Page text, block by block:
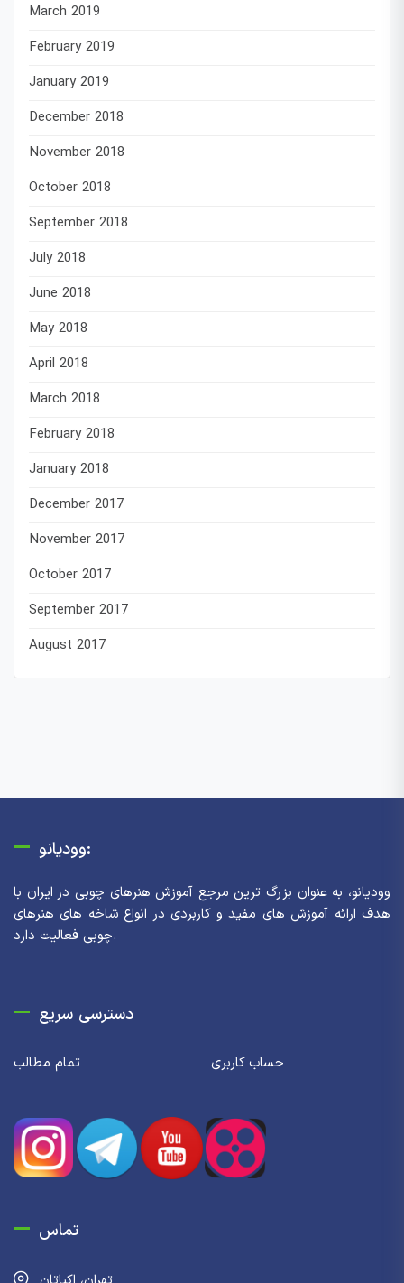
March 2019
February 2019
January 2019
December 2018
November 2018
October 2018
September 2018
July 2018
June 2018
May 2018
April 2018
March 2018
February 2018
January 2018
December 2017
November 2017
October 2017
September 2017
August 2017
وودیانو:
وودیانو، به عنوان بزرگ ترین مرجع آموزش هنرهای چوبی در ایران با
هدف ارائه آموزش های مفید و کاربردی در انواع شاخه های هنرهای
چوبی فعالیت دارد.
دسترسی سریع
تمام مطالب حساب کاربری
تماس